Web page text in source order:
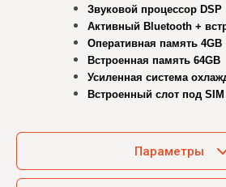
Звуковой процессор DSP
Активный Bluetooth +
Оперативная память 4GB
Встроенная память 64GB
Усиленная система
Встроенный слот под SIM
Параметры